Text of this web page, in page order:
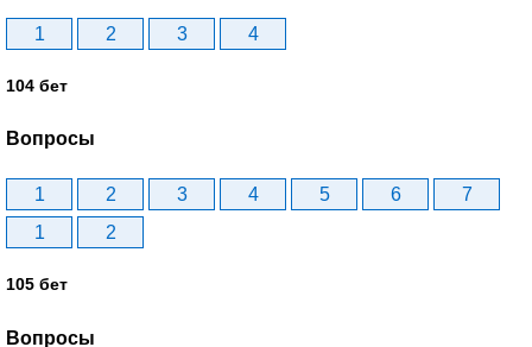
1 2 3 4
104 бет
Вопросы
1 2 3 4 5 6
7
1
2
105 бет
Вопросы